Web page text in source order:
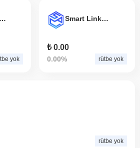
Mad Bears Club
yok
Smart Link Solution
₺ 0.00
0.00% rütbe yok
rütbe yok